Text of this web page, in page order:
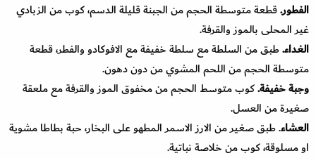
الفطور.قطعة متوسطة الحجم من الجبنة قليلة الدسم، كوب من الزبادي
غير المحلى بالموز والقرفة.
الغداء.طبق من السلطة مع سلطة خفيفة مع الافوكادو والفطر، قطعة
متوسطة الحجم من اللحم المشوي من دون دهون.
وجبة خفيفة.كوب متوسط الحجم من مخفوق الموز والقرفة مع ملعقة
صغيرة من العسل.
العشاء. طبق صغير من الارز الاسمر المطهو على البخار، حبة بطاطا مشوية
او مسلوقة، كوب من خلاصة نباتية.